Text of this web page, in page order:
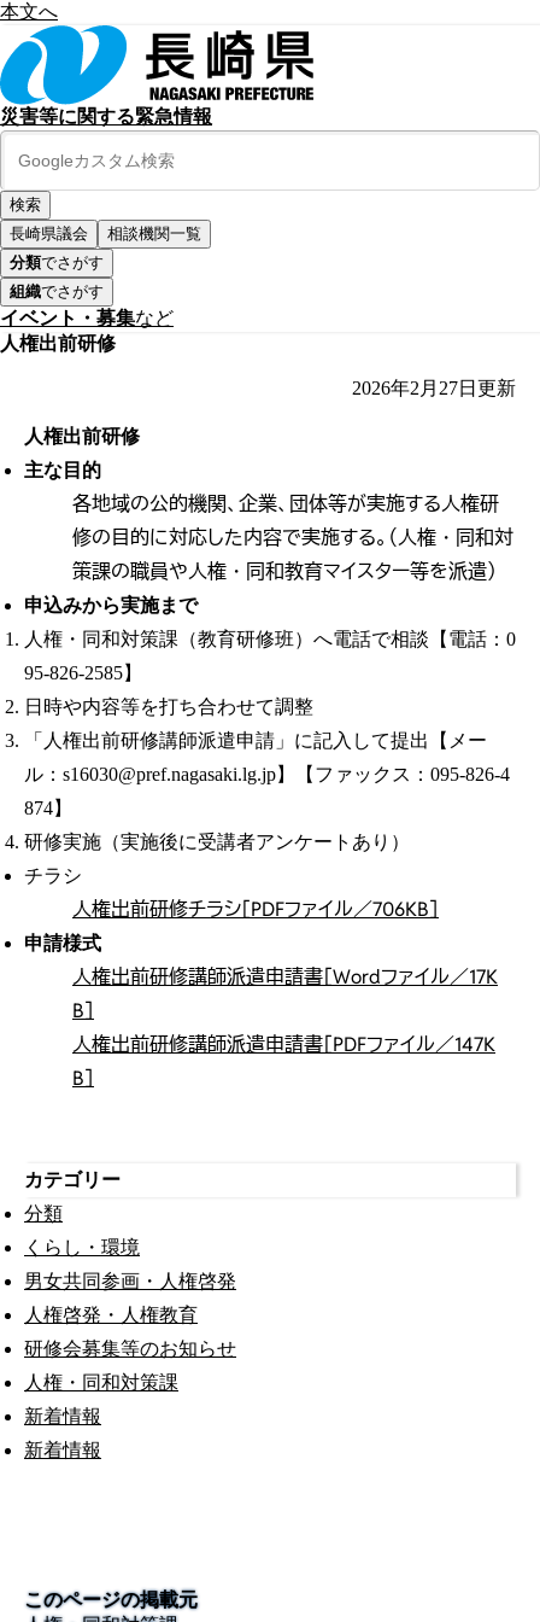
本文へ
災害等に関する緊急情報
長崎県議会
相談機関一覧
分類でさがす
組織でさがす
イベント・募集など
人権出前研修
2026年2月27日 更新
人権出前研修
主な目的
各地域の公的機関、企業、団体等が実施する人権研
修の目的に対応した内容で実施する。（人権・同和対
策課の職員や人権・同和教育マイスター等を派遣）
申込みから実施まで
人権・同和対策課（教育研修班）へ電話で相談【電話：0
95-826-2585】
日時や内容等を打ち合わせて調整
「人権出前研修講師派遣申請」に記入して提出【メー
ル：s16030@pref.nagasaki.lg.jp】【ファックス：095-826-4
874】
研修実施（実施後に受講者アンケートあり）
チラシ
人権出前研修チラシ［PDFファイル／706KB］
申請様式
人権出前研修講師派遣申請書［Wordファイル／17K
B］
人権出前研修講師派遣申請書［PDFファイル／147K
B］
カテゴリー
分類
くらし・環境
男女共同参画・人権啓発
人権啓発・人権教育
研修会募集等のお知らせ
人権・同和対策課
新着情報
新着情報
このページの掲載元